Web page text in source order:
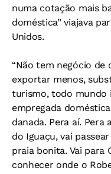
numa cotação mais
doméstica” viajava
Unidos.
“Não tem negócio de
exportar menos,
turismo, todo mundo
empregada
danada. Pera aí. Pera
do Iguaçu, vai
praia bonita. Vai para
conhecer onde o